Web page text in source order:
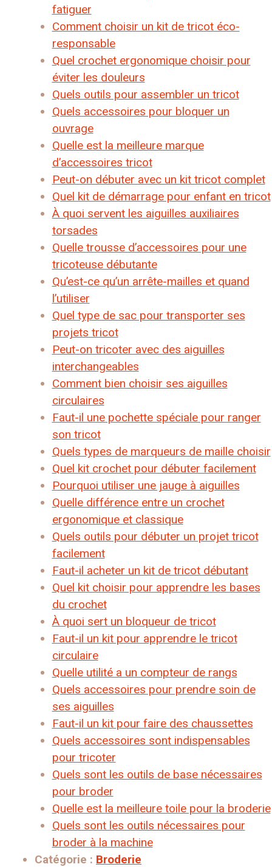
fatiguer
Comment choisir un kit de tricot éco-
responsable
Quel crochet ergonomique choisir pour
éviter les douleurs
Quels outils pour assembler un tricot
Quels accessoires pour bloquer un
ouvrage
Quelle est la meilleure marque
d’accessoires tricot
Peut-on débuter avec un kit tricot complet
Quel kit de démarrage pour enfant en tricot
À quoi servent les aiguilles auxiliaires
torsades
Quelle trousse d’accessoires pour une
tricoteuse débutante
Qu’est-ce qu’un arrête-mailles et quand
l’utiliser
Quel type de sac pour transporter ses
projets tricot
Peut-on tricoter avec des aiguilles
interchangeables
Comment bien choisir ses aiguilles
circulaires
Faut-il une pochette spéciale pour ranger
son tricot
Quels types de marqueurs de maille choisir
Quel kit crochet pour débuter facilement
Pourquoi utiliser une jauge à aiguilles
Quelle différence entre un crochet
ergonomique et classique
Quels outils pour débuter un projet tricot
facilement
Faut-il acheter un kit de tricot débutant
Quel kit choisir pour apprendre les bases
du crochet
À quoi sert un bloqueur de tricot
Faut-il un kit pour apprendre le tricot
circulaire
Quelle utilité a un compteur de rangs
Quels accessoires pour prendre soin de
ses aiguilles
Faut-il un kit pour faire des chaussettes
Quels accessoires sont indispensables
pour tricoter
Quels sont les outils de base nécessaires
pour broder
Quelle est la meilleure toile pour la broderie
Quels sont les outils nécessaires pour
broder à la machine
Catégorie : Broderie